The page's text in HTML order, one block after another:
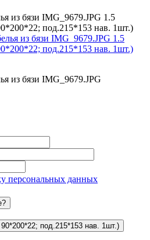
из бязи IMG_9679.JPG 1.5
под.215*153 нав. 1шт.)
из бязи IMG_9679.JPG
персональных данных
под.215*153 нав. 1шт.)